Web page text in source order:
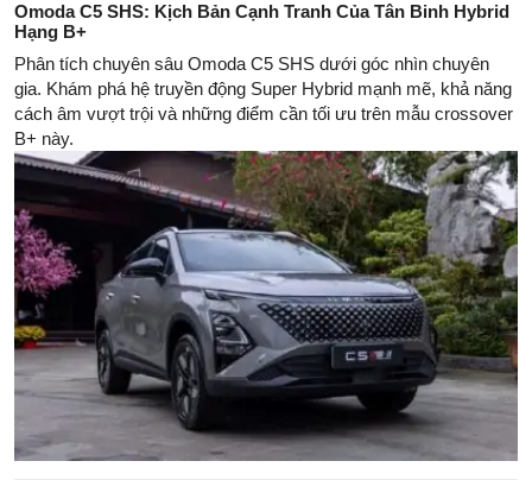
Omoda C5 SHS: Kịch Bản Cạnh Tranh Của Tân Binh Hybrid
Hạng B+
Phân tích chuyên sâu Omoda C5 SHS dưới góc nhìn chuyên
gia. Khám phá hệ truyền động Super Hybrid mạnh mẽ, khả năng
cách âm vượt trội và những điểm cần tối ưu trên mẫu crossover
B+ này.